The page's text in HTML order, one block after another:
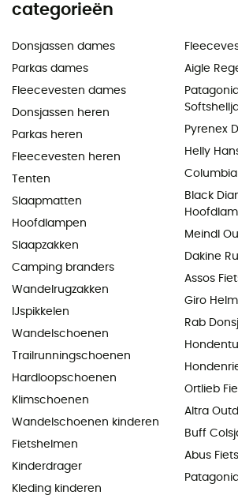
categorieën
Donsjassen dames
Parkas dames
Fleecevesten dames
Donsjassen heren
Parkas heren
Fleecevesten heren
Tenten
Slaapmatten
Hoofdlampen
Slaapzakken
Camping branders
Wandelrugzakken
IJspikkelen
Wandelschoenen
Trailrunningschoenen
Hardloopschoenen
Klimschoenen
Wandelschoenen kinderen
Fietshelmen
Kinderdrager
Kleding kinderen
Aigle
Pyrenex
Helly
Black
Meindl
Dakine
Assos
Giro
Rab
Ortlieb
Altra
Buff
Abus